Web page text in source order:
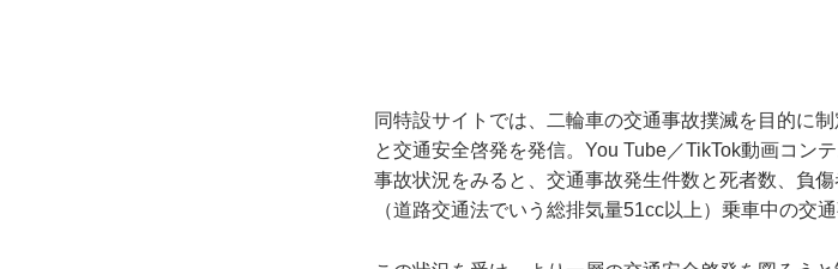
同特設サイトでは、二輪車の交通事故撲滅を目的に
と交通安全啓発を発信。You Tube／TikTok動画コン
事故状況をみると、交通事故発生件数と死者数、負
（道路交通法でいう総排気量51cc以上）乗車中の交